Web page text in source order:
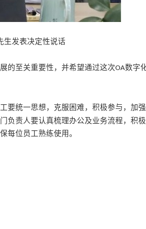
生发表决定性说话
的至关重要性，并希望通过这次OA数字
要统一思想，克服困难，积极参与，加
负责人要认真梳理办公及业务流程，积
每位员工熟练使用。